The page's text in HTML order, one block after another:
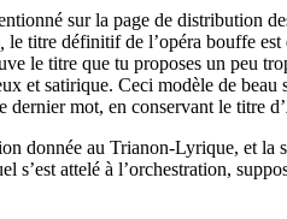
sur la page de distribution
le titre définitif de l’opéra bouffe
le titre que tu proposes un peu
et satirique. Ceci modèle de beau
mot, en conservant le titre d’
donnée au Trianon-Lyrique, et
attelé à l’orchestration,